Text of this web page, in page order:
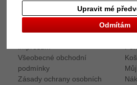
Odmítám
Upravit mé
Informace
Všeobecné obchodní
podmínky
Zásady ochrany osobních